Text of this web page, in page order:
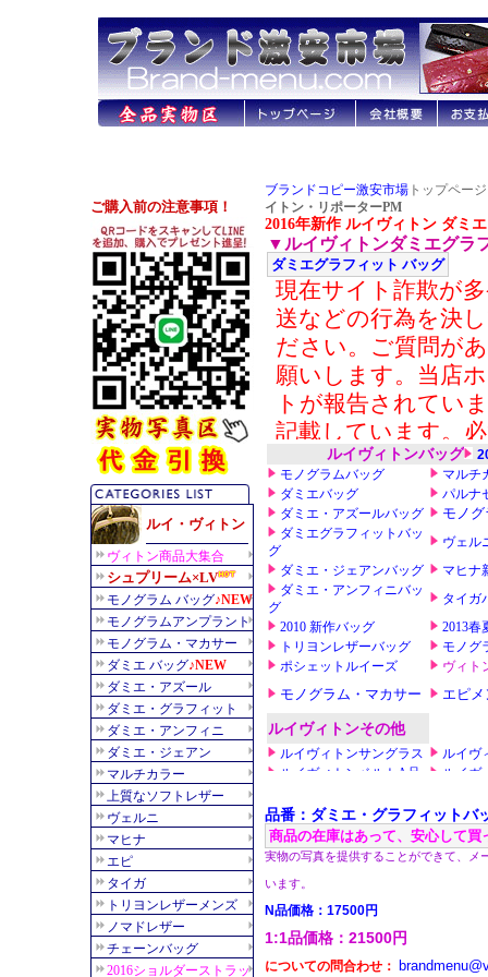
ブランドコピー激安市場 トップペー
イトン・リポーターPM
2016年新作 ルイヴィトン ダミ
▼ルイヴィトンダミエグラ
ダミエグラフィット バッグ
品番：ダミエ・グラフィットバ
商品の在庫はあって、安心して買
実物の写真を提供することができて、メ
います。
N品価格：17500円
1:1品価格：21500円
についての問合わせ：